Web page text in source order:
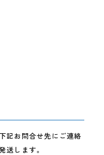
記お問合せ先にご連絡
します。